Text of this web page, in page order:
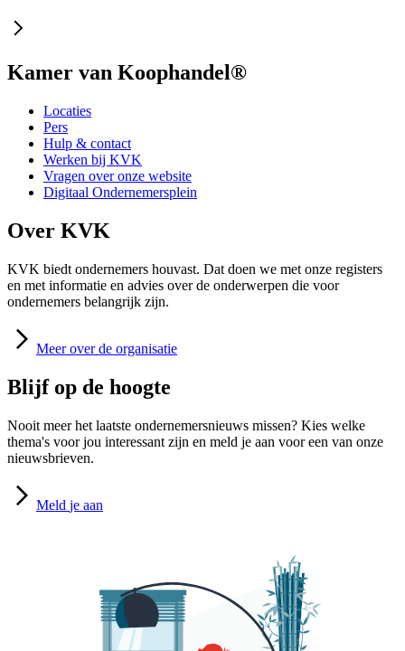
Kamer van Koophandel®
Locaties
Pers
Hulp & contact
Werken bij KVK
Vragen over onze website
Digitaal Ondernemersplein
Over KVK
KVK biedt ondernemers houvast. Dat doen we met onze registers
en met informatie en advies over de onderwerpen die voor
ondernemers belangrijk zijn.
Meer over de organisatie
Blijf op de hoogte
Nooit meer het laatste ondernemersnieuws missen? Kies welke
thema's voor jou interessant zijn en meld je aan voor een van onze
nieuwsbrieven.
Meld je aan